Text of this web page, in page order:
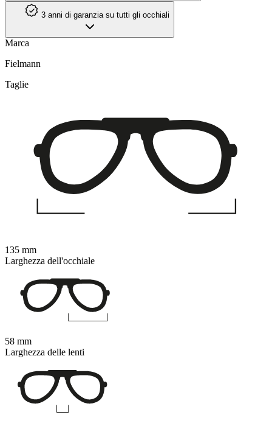
3 anni di garanzia su tutti gli occhiali
Marca
Fielmann
Taglie
135 mm
Larghezza dell'occhiale
58 mm
Larghezza delle lenti